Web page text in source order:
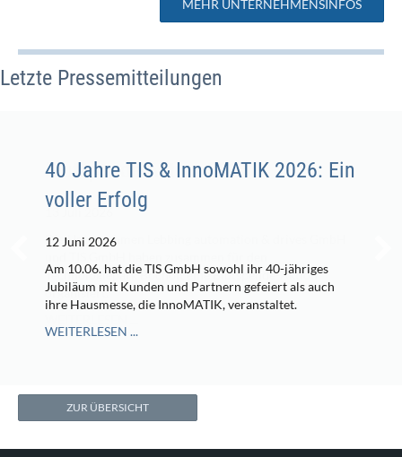
MEHR UNTERNEHMENSINFOS
Letzte Pressemitteilungen
40 Jahre TIS & InnoMATIK 2026: Ein
voller Erfolg
12 Juni 2026
Am 10.06. hat die TIS GmbH sowohl ihr 40-jähriges
Jubiläum mit Kunden und Partnern gefeiert als auch
ihre Hausmesse, die InnoMATIK, veranstaltet.
WEITERLESEN ...
ZUR ÜBERSICHT